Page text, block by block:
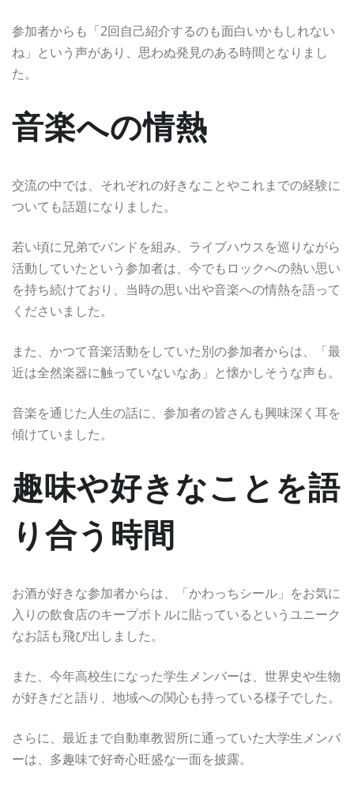
参加者からも「2回自己紹介するのも面白いかもしれない
ね」という声があり、思わぬ発見のある時間となりまし
た。
音楽への情熱
交流の中では、それぞれの好きなことやこれまでの経験に
ついても話題になりました。
若い頃に兄弟でバンドを組み、ライブハウスを巡りながら
活動していたという参加者は、今でもロックへの熱い思い
を持ち続けており、当時の思い出や音楽への情熱を語って
くださいました。
また、かつて音楽活動をしていた別の参加者からは、「最
近は全然楽器に触っていないなあ」と懐かしそうな声も。
音楽を通じた人生の話に、参加者の皆さんも興味深く耳を
傾けていました。
趣味や好きなことを語
り合う時間
お酒が好きな参加者からは、「かわっちシール」をお気に
入りの飲食店のキープボトルに貼っているというユニーク
なお話も飛び出しました。
また、今年高校生になった学生メンバーは、世界史や生物
が好きだと語り、地域への関心も持っている様子でした。
さらに、最近まで自動車教習所に通っていた大学生メンバ
ーは、多趣味で好奇心旺盛な一面を披露。